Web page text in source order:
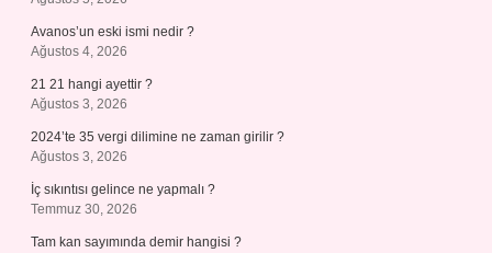
Avanos’un eski ismi nedir ?
Ağustos 4, 2026
21 21 hangi ayettir ?
Ağustos 3, 2026
2024’te 35 vergi dilimine ne zaman girilir ?
Ağustos 3, 2026
İç sıkıntısı gelince ne yapmalı ?
Temmuz 30, 2026
Tam kan sayımında demir hangisi ?